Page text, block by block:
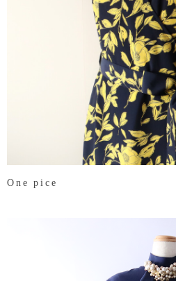
One pice